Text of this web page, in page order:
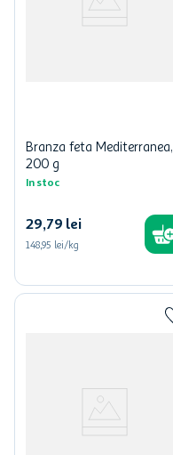
Branza feta Mediterranea,
200 g
In stoc
29,79 lei
148,95 lei/kg